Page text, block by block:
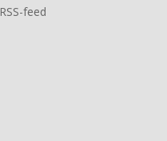
RSS-feed